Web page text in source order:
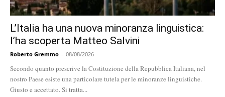
L’Italia ha una nuova minoranza linguistica:
l’ha scoperta Matteo Salvini
Roberto Gremmo - 08/08/2026
Secondo quanto prescrive la Costituzione della Repubblica Italiana, nel
nostro Paese esiste una particolare tutela per le minoranze linguistiche.
Giusto e accettato. Si tratta...